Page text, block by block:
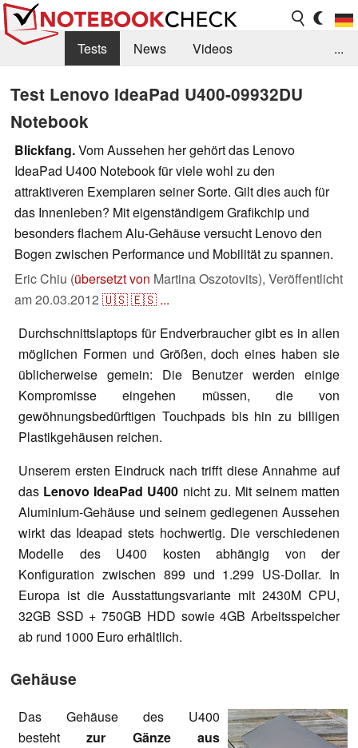
Tests News
Videos
Kaufberatung
Forum
...
Test Lenovo IdeaPad U400-09932DU
Notebook
Blickfang.Vom Aussehen her gehört das Lenovo
IdeaPad U400 Notebook für viele wohl zu den
attraktiveren Exemplaren seiner Sorte. Gilt dies auch für
das Innenleben? Mit eigenständigem Grafikchip und
besonders flachem Alu-Gehäuse versucht Lenovo den
Bogen zwischen Performance und Mobilität zu spannen.
Eric Chiu (übersetzt von Martina Oszotovits), Veröffentlicht
am20.03.2012 🇺🇸🇪🇸 ...
Durchschnittslaptops für Endverbraucher gibt es in allen
möglichen Formen und Größen, doch eines haben sie
üblicherweise gemein: Die Benutzer werden einige
Kompromisse eingehen müssen, die von
gewöhnungsbedürftigen Touchpads bis hin zu billigen
Plastikgehäusen reichen.
Unserem ersten Eindruck nach trifft diese Annahme auf
das Lenovo IdeaPad U400 nicht zu. Mit seinem matten
Aluminium-Gehäuse und seinem gediegenen Aussehen
wirkt das Ideapad stets hochwertig. Die verschiedenen
Modelle des U400 kosten abhängig von der
Konfiguration zwischen 899 und 1.299 US-Dollar. In
Europa ist die Ausstattungsvariante mit 2430M CPU,
32GB SSD + 750GB HDD sowie 4GB Arbeitsspeicher
ab rund 1000 Euro erhältlich.
Gehäuse
Das Gehäuse des U400
bestehtzur Gänze aus